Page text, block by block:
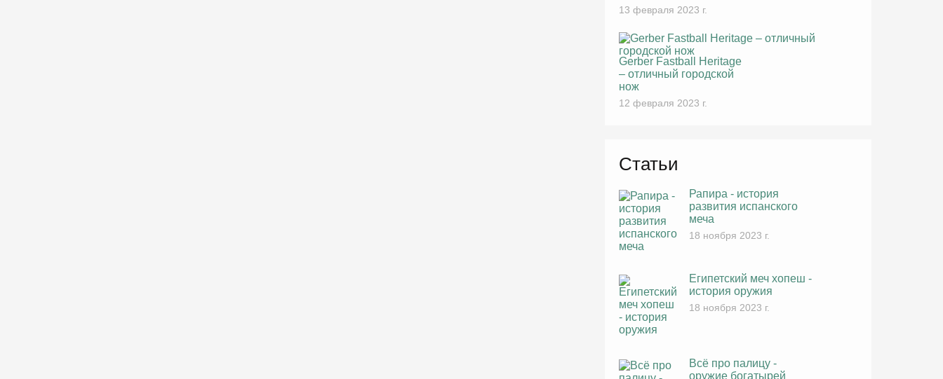
13 февраля 2023 г.
Gerber Fastball Heritage
– отличный городской
нож
12 февраля 2023 г.
Статьи
Рапира - история
развития испанского
меча
18 ноября 2023 г.
Египетский меч хопеш -
история оружия
18 ноября 2023 г.
Всё про палицу -
оружие богатырей